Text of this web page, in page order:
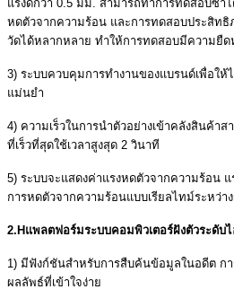
แรงดีกว่า 0.5 มม. สามารถทำการทดสอบซ้ำ
หดตัวจากความร้อน และการทดสอบประสิทธิ
วัดได้หลากหลาย ทำให้การทดสอบมีความยื
3) ระบบควบคุมการทำงานของแบรนด์เพื่อให้
แม่นยำ
4) ความเร็วในการนำตัวอย่างเข้าคลังสินค้า
ที่เร็วที่สุดใช้เวลาสูงสุด 2 วินาที
5) ระบบจะแสดงค่าแรงหดตัวจากความร้อน
การหดตัวจากความร้อนแบบเรียลไทม์ระหว่า
2.H แพลตฟอร์มระบบคอมพิวเตอร์ฝังตัวระดับ
1) มีฟังก์ชันสำหรับการสืบค้นข้อมูลในอดีต ก
ผลลัพธ์ที่เข้าใจง่าย